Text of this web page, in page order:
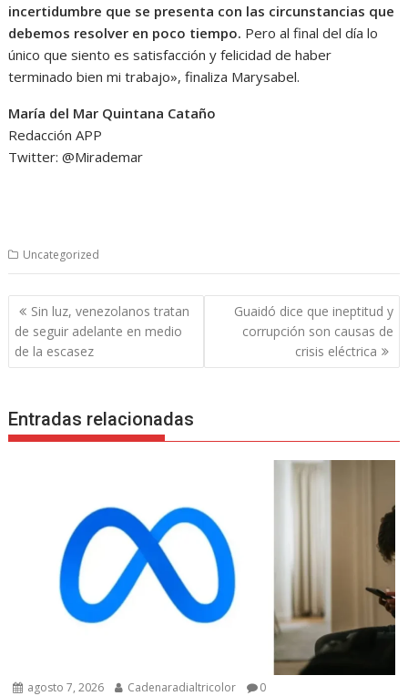
incertidumbre que se presenta con las circunstancias que
debemos resolver en poco tiempo. Pero al final del día lo
único que siento es satisfacción y felicidad de haber
terminado bien mi trabajo», finaliza Marysabel.
María del Mar Quintana Cataño
Redacción APP
Twitter: @Mirademar
Uncategorized
Navegación
de
entradas
Sin luz, venezolanos tratan
de seguir adelante en medio
de la escasez
Guaidó dice que ineptitud y
corrupción son causas de
crisis eléctrica
Entradas relacionadas
agosto 7, 2026 Cadenaradialtricolor 0